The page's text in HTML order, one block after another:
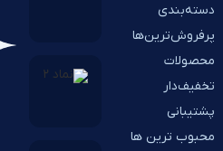
دسته‌بندی
پرفروش‌ترین‌ها
محصولات
تخفیف‌دار
پشتیبانی
محبوب ترین ها